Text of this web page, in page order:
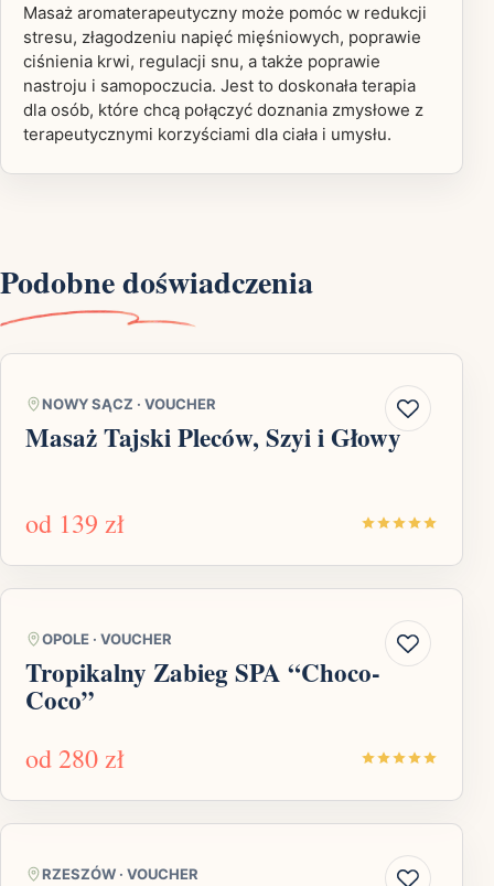
Masaż aromaterapeutyczny może pomóc w redukcji
stresu, złagodzeniu napięć mięśniowych, poprawie
ciśnienia krwi, regulacji snu, a także poprawie
nastroju i samopoczucia. Jest to doskonała terapia
dla osób, które chcą połączyć doznania zmysłowe z
terapeutycznymi korzyściami dla ciała i umysłu.
Podobne doświadczenia
NOWY SĄCZ · VOUCHER
Masaż Tajski Pleców, Szyi i Głowy
od 139 zł
OPOLE · VOUCHER
Tropikalny Zabieg SPA “Choco-
Coco”
od 280 zł
RZESZÓW · VOUCHER